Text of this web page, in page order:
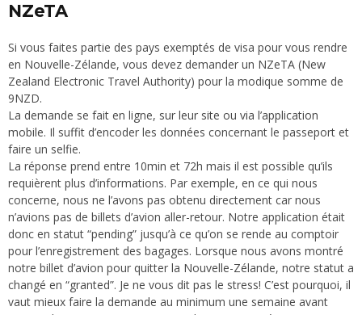
NZeTA
Si vous faites partie des pays exemptés de visa pour vous rendre
en Nouvelle-Zélande, vous devez demander un NZeTA (New
Zealand Electronic Travel Authority) pour la modique somme de
9NZD.
La demande se fait en ligne, sur leur site ou via l’application
mobile. Il suffit d’encoder les données concernant le passeport et
faire un selfie.
La réponse prend entre 10min et 72h mais il est possible qu’ils
requièrent plus d’informations. Par exemple, en ce qui nous
concerne, nous ne l’avons pas obtenu directement car nous
n’avions pas de billets d’avion aller-retour. Notre application était
donc en statut “pending” jusqu’à ce qu’on se rende au comptoir
pour l’enregistrement des bagages. Lorsque nous avons montré
notre billet d’avion pour quitter la Nouvelle-Zélande, notre statut a
changé en “granted”. Je ne vous dit pas le stress! C’est pourquoi, il
vaut mieux faire la demande au minimum une semaine avant